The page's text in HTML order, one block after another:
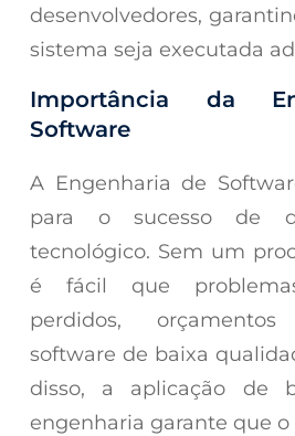
desenvolvedores,
sistema seja executada
Importância da
Software
A Engenharia de
para o sucesso de
tecnológico. Sem um
é fácil que
perdidos,
software de baixa
disso, a aplicação de
engenharia garante que o